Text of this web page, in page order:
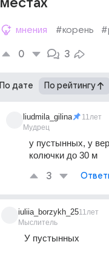
местах
мнения #корень
0 3
По дате По рейтингу
liudmila_gilina
Мудрец
11лет
у пустынных, у
колючки до 30 м
3
iuliia_borzykh_25
Мыслитель
11лет
У пустынных